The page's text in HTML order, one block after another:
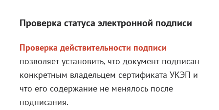
Проверка статуса электронной подписи
Проверка действительности подписи
позволяет установить, что документ подписан
конкретным владельцем сертификата УКЭП и
что его содержание не менялось после
подписания.